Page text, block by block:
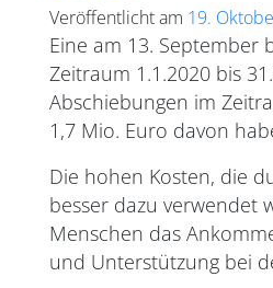
Veröffentlicht am 19.
Eine am 13. September
Zeitraum 1.1.2020 bis
Abschiebungen im
1,7 Mio. Euro davon
Die hohen Kosten, die
besser dazu verwendet
Menschen das
und Unterstützung bei